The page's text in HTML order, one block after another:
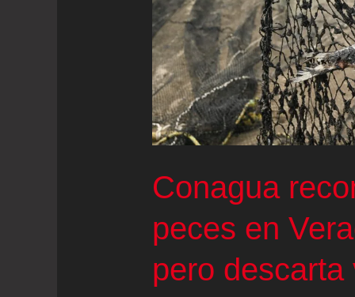
alerta
de
tsunami
Conagua
peces en
pero